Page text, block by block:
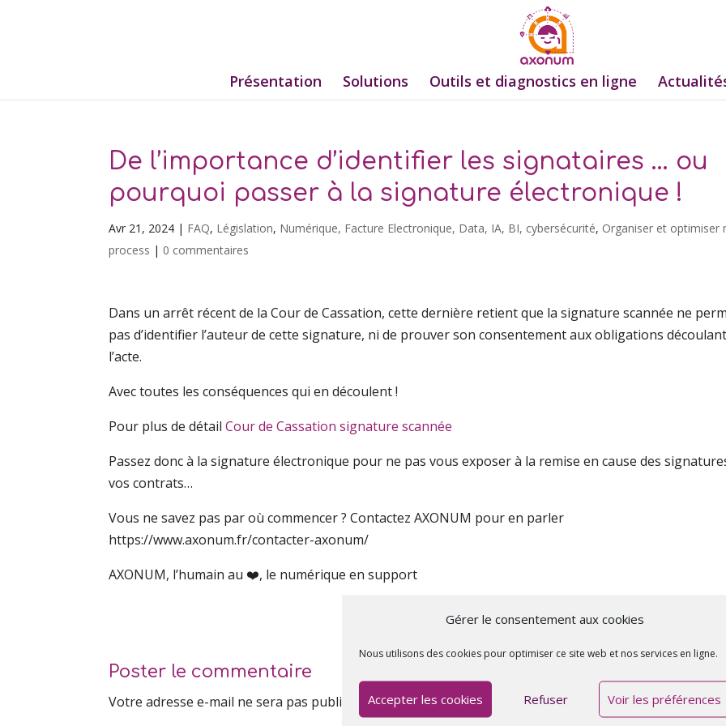
Gérer le consentement aux cookies
Nous utilisons des cookies pour optimiser ce site web et nos services en ligne.
Accepter les cookies Refuser Voir les préférences
Présentation Solutions Outils et diagnostics en ligne
De l’importance d’identifier les signataires … ou
pourquoi passer à la signature électronique !
Avr 21, 2024 | FAQ, Législation, Numérique, Facture Electronique, Data, IA, BI, cybersécurité, Organiser et optimiser
process | 0 commentaires
Dans un arrêt récent de la Cour de Cassation, cette dernière retient que la signature scannée ne
pas d’identifier l’auteur de cette signature, ni de prouver son consentement aux obligations
l’acte.
Avec toutes les conséquences qui en découlent !
Pour plus de détailCour de Cassation signature scannée
Passez donc à la signature électronique pour ne pas vous exposer à la remise en cause des
vos contrats…
Vous ne savez pas par où commencer ? Contactez AXONUM pour en parler
https://www.axonum.fr/contacter-axonum/
AXONUM, l’humain au ❤️, le numérique en support
Poster le commentaire
Votre adresse e-mail ne sera pas publiée. Les champs obligatoires sont indiqués avec*